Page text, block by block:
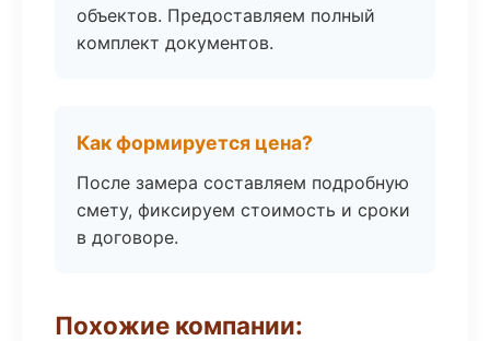
объектов. Предоставляем полный
комплект документов.
Как формируется цена?
После замера составляем подробную
смету, фиксируем стоимость и сроки
в договоре.
Похожие компании: